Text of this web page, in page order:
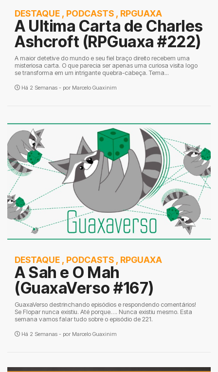
DESTAQUE , PODCASTS , RPGUAXA
A Ultima Carta de Charles
Ashcroft (RPGuaxa #222)
A maior detetive do mundo e seu fiel braço direito recebem uma
misteriosa carta. O que parecia ser apenas uma curiosa visita logo
se transforma em um intrigante quebra-cabeça. Tema...
Há 2 Semanas - por Marcelo Guaxinim
DESTAQUE , PODCASTS , RPGUAXA
A Sah e O Mah
(GuaxaVerso #167)
GuaxaVerso destrinchando episódios e respondendo comentários!
Se Flopar nunca existiu. Até porque…. Nunca existiu mesmo. Esta
semana vamos falar tudo sobre o episódio de 221.
Há 2 Semanas - por Marcelo Guaxinim